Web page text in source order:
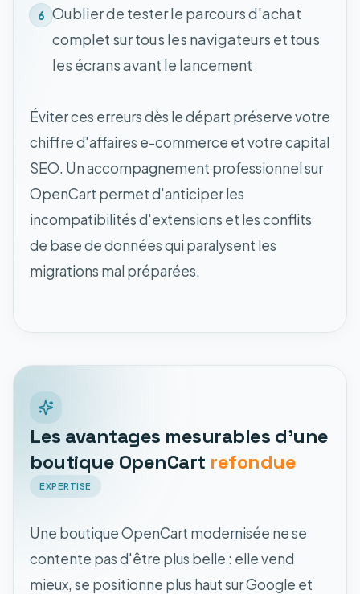
6 Oublier de tester le parcours d'achat
complet sur tous les navigateurs et tous
les écrans avant le lancement
Éviter ces erreurs dès le départ préserve votre
chiffre d'affaires e-commerce et votre capital
SEO. Un accompagnement professionnel sur
OpenCart permet d'anticiper les
incompatibilités d'extensions et les conflits
de base de données qui paralysent les
migrations mal préparées.
Les avantages mesurables d'une
boutique OpenCart refondue
EXPERTISE
Une boutique OpenCart modernisée ne se
contente pas d'être plus belle : elle vend
mieux, se positionne plus haut sur Google et